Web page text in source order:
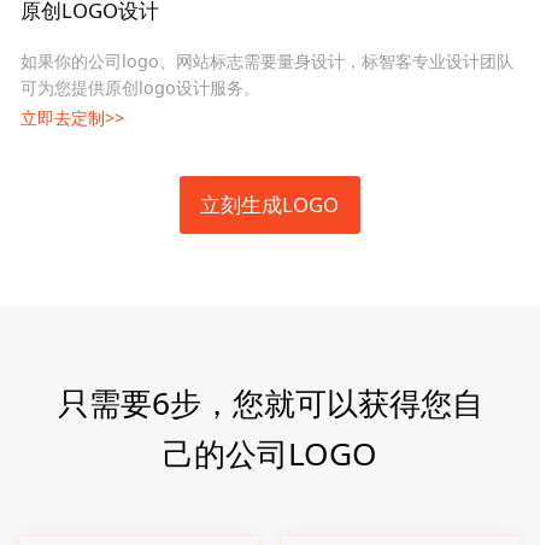
原创LOGO设计
如果你的公司logo、网站标志需要量身设计，标智客专业设计团队
可为您提供原创logo设计服务。
立即去定制>>
立刻生成LOGO
只需要6步，您就可以获得您自
己的公司LOGO